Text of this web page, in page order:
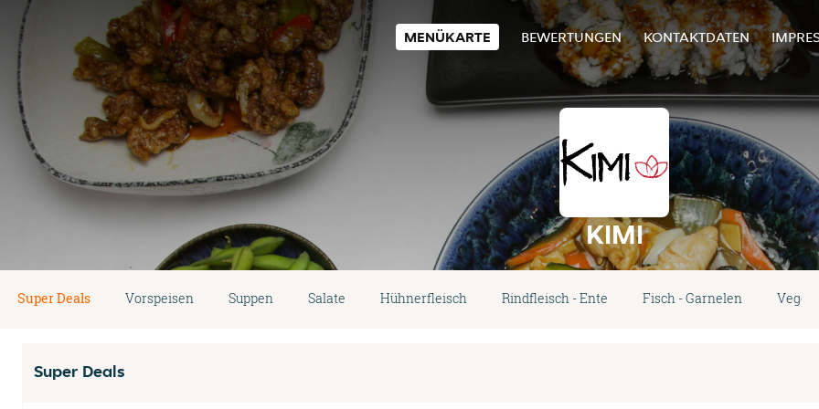
MENÜKARTE BEWERTUNGEN KONTAKTDATEN
KIMI
Super Deals Vorspeisen Suppen Salate Hühnerfleisch Rindfleisch - Ente Fisch - Garnelen
Super Deals